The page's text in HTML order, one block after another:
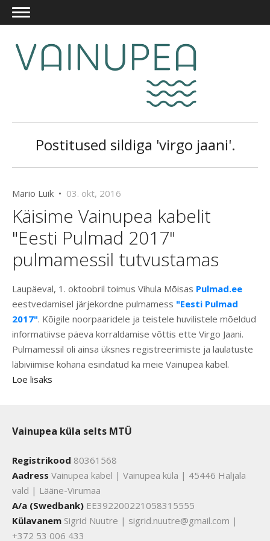
Postitused sildiga 'virgo jaani'.
Mario Luik • 03. okt, 2016
Käisime Vainupea kabelit
"Eesti Pulmad 2017"
pulmamessil tutvustamas
Laupäeval, 1. oktoobril toimus Vihula Mõisas Pulmad.ee
eestvedamisel järjekordne pulmamess "Eesti Pulmad
2017". Kõigile noorpaaridele ja teistele huvilistele mõeldud
informatiivse päeva korraldamise võttis ette Virgo Jaani.
Pulmamessil oli ainsa üksnes registreerimiste ja laulatuste
läbiviimise kohana esindatud ka meie Vainupea kabel.
Loe lisaks
Vainupea küla selts MTÜ
Registrikood 80361568
Aadress Vainupea kabel | Vainupea küla | 45446 Haljala
vald | Lääne-Virumaa
A/a (Swedbank) EE392200221058315555
Külavanem Sigrid Nuutre | sigrid.nuutre@gmail.com |
+372 53 006 433